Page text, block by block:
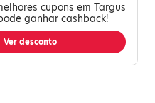
cupons em Targus
ganhar cashback!
Ver desconto